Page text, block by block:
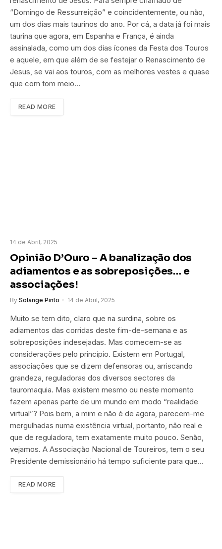
“Domingo de Ressurreição” e coincidentemente, ou não,
um dos dias mais taurinos do ano. Por cá, a data já foi mais
taurina que agora, em Espanha e França, é ainda
assinalada, como um dos dias ícones da Festa dos Touros
e aquele, em que além de se festejar o Renascimento de
Jesus, se vai aos touros, com as melhores vestes e quase
que com tom meio…
READ MORE
14 de Abril, 2025
Opinião D’Ouro – A banalização dos
adiamentos e as sobreposições… e
associações!
By Solange Pinto 14 de Abril, 2025
Muito se tem dito, claro que na surdina, sobre os
adiamentos das corridas deste fim-de-semana e as
sobreposições indesejadas. Mas comecem-se as
considerações pelo princípio. Existem em Portugal,
associações que se dizem defensoras ou, arriscando
grandeza, reguladoras dos diversos sectores da
tauromaquia. Mas existem mesmo ou neste momento
fazem apenas parte de um mundo em modo “realidade
virtual”? Pois bem, a mim e não é de agora, parecem-me
mergulhadas numa existência virtual, portanto, não real e
que de reguladora, tem exatamente muito pouco. Senão,
vejamos. A Associação Nacional de Toureiros, tem o seu
Presidente demissionário há tempo suficiente para que…
READ MORE